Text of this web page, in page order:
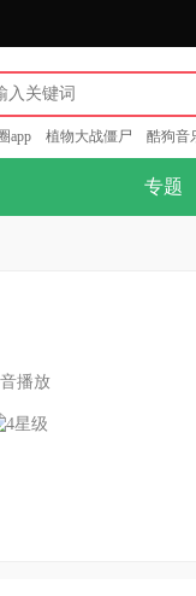
app 植物大战僵尸 酷狗音
专题
播放